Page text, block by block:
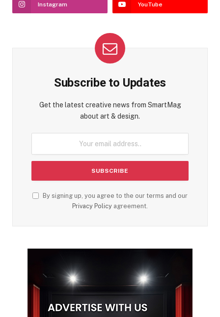
Instagram YouTube
Subscribe to Updates
Get the latest creative news from SmartMag
about art & design.
By signing up, you agree to the our terms and our
Privacy Policy agreement.